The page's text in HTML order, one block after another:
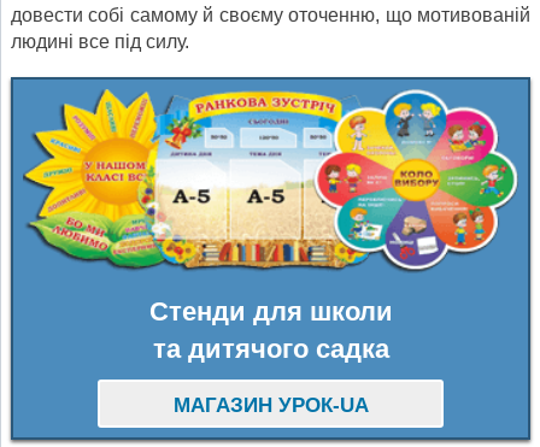
довести собі самому й своєму оточенню, що мотивованій
людині все під силу.
Стенди для школи
та дитячого садка
МАГАЗИН УРОК-UA